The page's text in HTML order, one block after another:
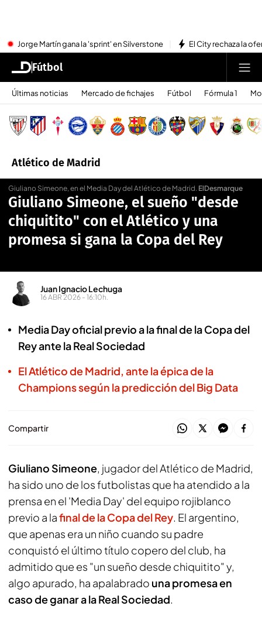
Jorge Martín gana la 'sprint' en Silverstone El City rechaza la
Fútbol
Últimas noticias Mercado de fichajes Fútbol Fórmula 1
Atlético de Madrid
Giuliano Simeone, el sueño "desde
chiquitito" con el Atlético y una
promesa si gana la Copa del Rey
Giuliano Simeone, en el Media Day del Atlético de Madrid. ElDesmarque
Juan Ignacio Lechuga
16 ABR 2026 - 16:10h.
Media Day oficial previo a la final de la Copa del
Rey ante la Real Sociedad
El Atlético de Madrid, ante la épica de la
Champions según la predicción del Big Data
Compartir
Giuliano Simeone, jugador del Atlético de Madrid,
ha sido uno de los futbolistas que ha atendido a la
prensa en el 'Media Day' del equipo rojiblanco
previo a lafinal de la Copa del Rey. El argentino,
que apenas era un niño cuando su padre
conquistó el último título copero del club, ha
admitido que es "un sueño desde chiquitito" y,
algo apurado, ha apalabrado una promesa en
caso de ganar a la Real Sociedad.